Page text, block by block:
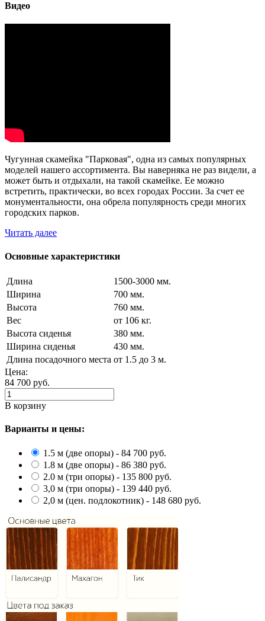
Видео
Чугунная скамейка "Парковая", одна из самых популярных
моделей нашего ассортимента. Вы наверняка не раз видели, а
может быть и отдыхали, на такой скамейке. Ее можно
встретить, практически, во всех городах России. За счет ее
монументальности, она обрела популярность среди многих
городских парков.
Читать далее
Основные характеристики
Длина
1500-3000 мм.
Ширина
700 мм.
Высота
760 мм.
Вес
от 106 кг.
Высота сиденья
380 мм.
Ширина сиденья
430 мм.
Длина посадочного места от 1.5 до 3 м.
Цена:
84 700 руб.
В корзину
Варианты и цены:
1.5 м (две опоры) - 84 700 руб.
1.8 м (две опоры) - 86 380 руб.
2.0 м (три опоры) - 135 800 руб.
3,0 м (три опоры) - 139 440 руб.
2,0 м (цен. подлокотник) - 148 680 руб.